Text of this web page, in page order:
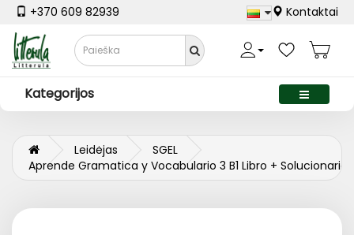
+370 609 82939 Kontaktai
Kategorijos
Leidėjas
SGEL
Aprende Gramatica y Vocabulario 3 B1 Libro + Solucionario